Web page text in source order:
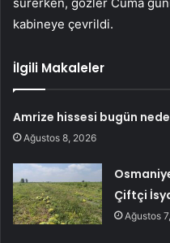
kabineye çevrildi.
İlgili Makaleler
Amrize hissesi bugün
Ağustos 8, 2026
Çiftçi
Ağustos